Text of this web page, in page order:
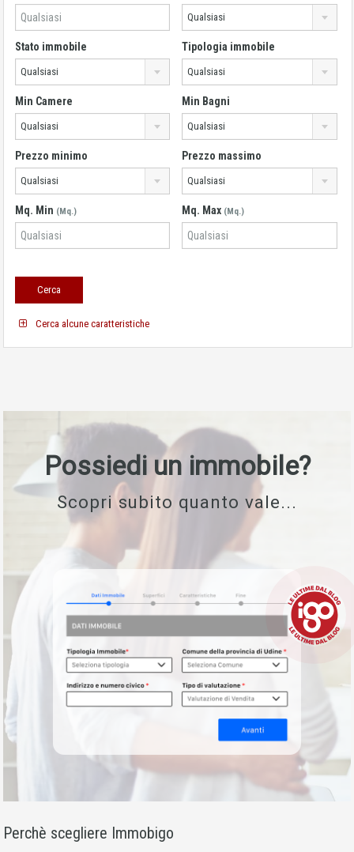
Qualsiasi
Stato immobile
Qualsiasi
Tipologia immobile
Qualsiasi
Min Camere
Qualsiasi
Min Bagni
Qualsiasi
Prezzo minimo
Qualsiasi
Prezzo massimo
Qualsiasi
Mq. Min (Mq.) Mq. Max (Mq.)
Cerca alcune caratteristiche
Possiedi un immobile?
Scopri subito quanto vale...
Perchè scegliere Immobigo